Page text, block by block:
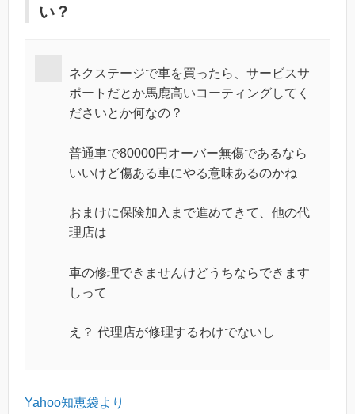
い？
ネクステージで車を買ったら、サービスサ
ポートだとか馬鹿高いコーティングしてく
ださいとか何なの？
普通車で80000円オーバー無傷であるなら
いいけど傷ある車にやる意味あるのかね
おまけに保険加入まで進めてきて、他の代
理店は
車の修理できませんけどうちならできます
しって
え？ 代理店が修理するわけでないし
Yahoo知恵袋より